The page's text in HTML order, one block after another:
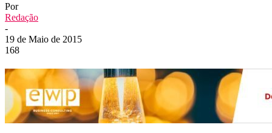
Por
Redação
-
19 de Maio de 2015
168